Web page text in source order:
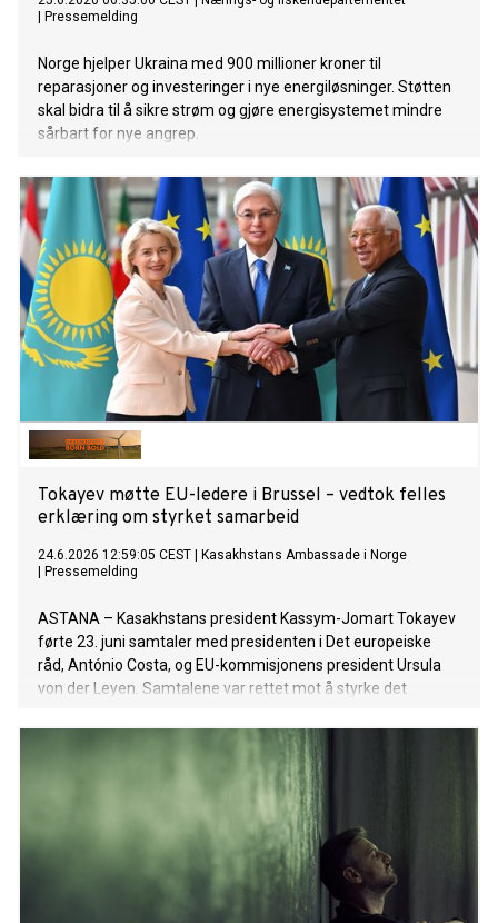
Pressemelding
Norge hjelper Ukraina med 900 millioner kroner til
reparasjoner og investeringer i nye energiløsninger. Støtten
skal bidra til å sikre strøm og gjøre energisystemet mindre
sårbart for nye angrep.
Tokayev møtte EU-ledere i Brussel – vedtok felles
erklæring om styrket samarbeid
24.6.2026 12:59:05 CEST
Kasakhstans Ambassade i Norge
Pressemelding
ASTANA – Kasakhstans president Kassym-Jomart Tokayev
førte 23. juni samtaler med presidenten i Det europeiske
råd, António Costa, og EU-kommisjonens president Ursula
von der Leyen. Samtalene var rettet mot å styrke det
handel, investeringer, transportforbindelser og